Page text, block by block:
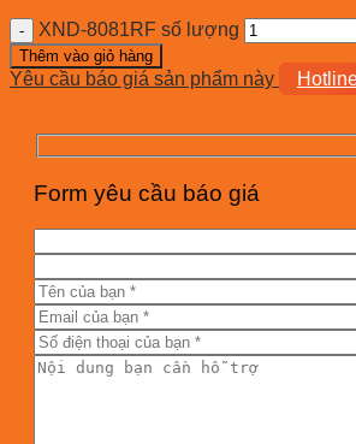
XND-8081RF số lượng
Thêm vào giỏ hàng
Yêu cầu báo giá sản phẩm này
Form yêu cầu báo giá